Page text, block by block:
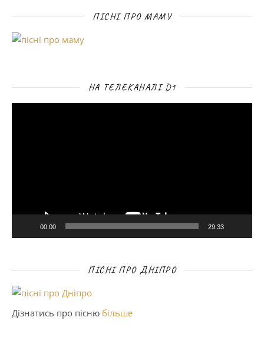
ПІСНІ ПРО МАМУ
НА ТЕЛЕКАНАЛІ D1
00:00 29:33
ПІСНІ ПРО ДНІПРО
Дізнатись про пісню більше